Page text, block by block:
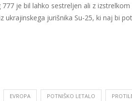
je bil lahko sestreljen ali z
ukrajinskega jurišnika Su-25, ki naj bi
EVROPA POTNIŠKO LETALO